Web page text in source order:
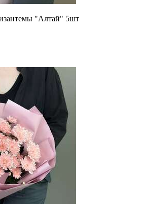
"Алтай" 5шт